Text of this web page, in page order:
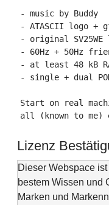
- music by Buddy
- ATASCII logo +
- original SV25WE
- 60Hz + 50Hz
- at least 48 kB
- single + dual
Start on real
all (known to
Lizenz
Dieser Webspace
bestem Wissen und
Marken und